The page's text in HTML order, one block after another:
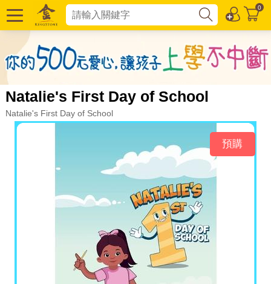
0
Natalie's First Day of School
Natalie's First Day of School
預購